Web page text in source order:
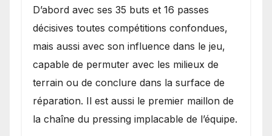
D’abord avec ses 35 buts et 16 passes
décisives toutes compétitions confondues,
mais aussi avec son influence dans le jeu,
capable de permuter avec les milieux de
terrain ou de conclure dans la surface de
réparation. Il est aussi le premier maillon de
la chaîne du pressing implacable de l’équipe.